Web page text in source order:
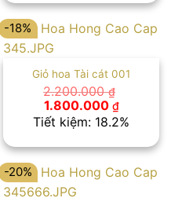
₫.
₫.
-18%
Giỏ hoa Tài cát 001
2.200.000₫
Giá
gốc
là:
1.800.000 ₫Giá
hiện
tại
Tiết kiệm: 18.2%
-20%